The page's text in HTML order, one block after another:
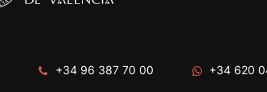
+34 96 387 70 00 +34 620